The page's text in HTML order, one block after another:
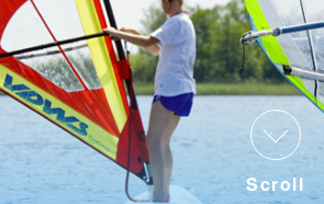
Gruppenevents
Scroll